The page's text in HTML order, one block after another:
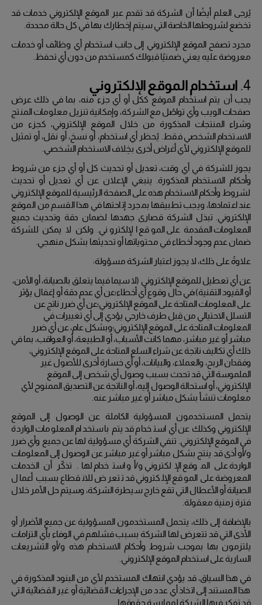
يُرجى العلم أيضًا أن الشركة قد تقدم عبر الموقع الإلكتروني خدمات قد
تخضع لشروطها الخاصة التي سيتم إخطارك بها في كل حالة محددة.
مجرد تصفح الموقع الإلكتروني إلى جانب استخدام أي وظائف أو خدمات
معروضة عليه يعني ضمنيًا قبولك كمستخدم من دون أي تحفظ.
4. استخدام الموقع الإلكتروني
يجب أن يتم استخدام الموقع ككل أو أي جزء منه، بما في ذلك عرض
صفحات الويب وأي تواصُل مع الشركة، وإمكانية تنزيل معلومات المنتج
وشراء المنتجات المذكورة من خلال الموقع الإلكتروني، كجزء من
الاستخدام الشخصي فقط.
يُحظر أي استخدام، أو نسخ، أو نقل، أو تمثيل
للموقع الإلكتروني لأي أغراض أخرى بخِلاف الاستخدام الشخصي.
يجوز للشركة في أي وقت، تعديل أو تحديث كل أو أي جزء من شروط
وأحكام الاستخدام المذكورة.
ينبغي الإعلان عن أي تعديل أو تحديث
لشروط وأحكام الاستخدام هذه على الصفحة الرئيسية للموقع الإلكتروني
عند اعتمادها، ويجب تطبيقها بمجرد إتاحتها في هذا القسم من الموقع
الإلكتروني.
تبذل الشركة قصارى جهدها لضمان دقة وتحديث جميع
المعلومات المقدمة على الموقع الإلكتروني.
ولكن لا يمكن للشركة
ضمان عدم وجود أخطاء في محتوياتها أو تحديثها بشكل منهجي.
علاوةً على ذلك، لا يجوز اعتبار الشركة مسؤولة:
عن أي تعطيل للموقع الإلكتروني (لا سيما فيما يتعلق بالصيانة، أو الأمن،
أو القيود التقنية)؛في حال وقوع أي أخطاء؛عن أي عدم دقة أو إغفال يؤثر
على المعلومات المتاحة على الموقع الإلكتروني؛عن أي ضرر ناتج عن
التسلل الاحتيالي من قِبل طرف خارجي يؤدي إلى أي تغييرات في
المعلومات المتاحة على الموقع الإلكتروني؛وبشكل عام، عن أي ضرر
مباشر أو غير مباشر، مهما كانت الأسباب، أو الطبيعة، أو العواقب، بما في
ذلك أي تكاليف ناتجة عن شراء السلع المتاحة على الموقع الإلكتروني،
وفقدان الربح، والعملاء، والبيانات، أو أي خسارة أخرى للأصول غير
الملموسة التي قد تحدث بسبب وصول أي شخص إلى الموقع
الإلكتروني، أو استحالة الوصول إليه، أو الناتجة عن التصديق الممنوح لأي
معلومات تنشأ بشكل مباشر أو غير مباشر عنه.
يتحمل المستخدمون المسؤولية الكاملة عن الوصول إلى الموقع
الإلكتروني وكذلك عن أي استخدام قد يتم باستخدام المعلومات الواردة
في الموقع الإلكتروني. تنفي الشركة أي مسؤولية لها عن جميع وأي ضرر
و/أو أذى قد ينتج بشكل مباشر أو غير مباشر عن الوصول إلى المعلومات
الواردة على الموقع الإلكتروني و/أو استخدام لها.
تذكّر أن الخدمات
المعروضة على الموقع الإلكتروني قد تتعرض للانقطاع بسبب أعمال
الصيانة أو الأعطال التي تقع خارج سيطرة الشركة، وسيتم حل الأمر خلال
فترة زمنية معقولة.
بالإضافة إلى ذلك، يتحمل المستخدمون المسؤولية عن جميع الأضرار أو
الأذى التي قد تتعرض لها الشركة بسبب فشلهم في الوفاء بأي التزامات
يلتزمون بها بموجب شروط وأحكام الاستخدام هذه و/أو التشريعات
السارية على استخدام الموقع الإلكتروني.
في هذا السياق، قد يؤدي انتهاك المستخدم لأي من البنود المذكورة في
هذا المستند إلى اتخاذ أي عدد من الإجراءات القضائية أو غير القضائية التي
قد تفكر فيها الشركة لممارسة حقوقها.